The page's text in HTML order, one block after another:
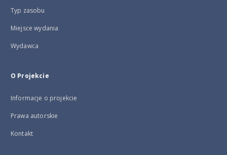
Typ zasobu
Miejsce wydania
Wydawca
O Projekcie
Informacje o projekcie
Prawa autorskie
Kontakt